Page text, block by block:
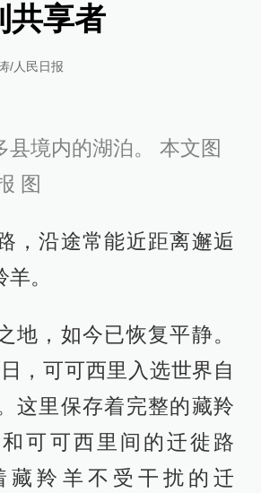
共享者
/人民日报
县境内的湖泊。 本文图
图
，沿途常能近距离邂逅
。
地，如今已恢复平静。
，可可西里入选世界自
这里保存着完整的藏羚
可可西里间的迁徙路
藏羚羊不受干扰的迁